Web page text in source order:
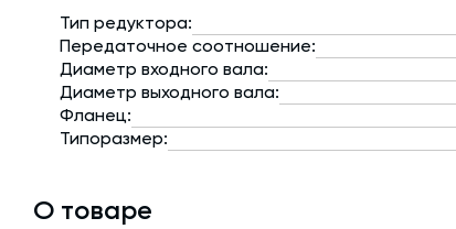
Тип редуктора:
Передаточное соотношение:
Диаметр входного вала:
Диаметр выходного вала:
Фланец:
Типоразмер:
О товаре